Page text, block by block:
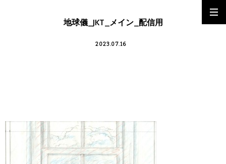
地球儀_JKT_メイン_配信用
2023.07.16